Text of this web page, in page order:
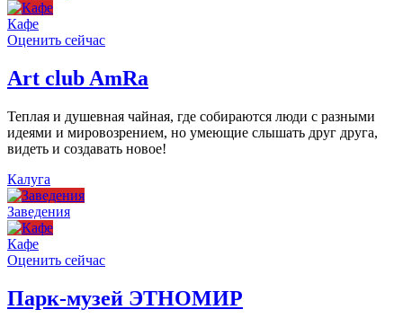
Кафе
Оценить сейчас
Art сlub AmRa
Теплая и душевная чайная, где собираются люди с разными
идеями и мировозрением, но умеющие слышать друг друга,
видеть и создавать новое!
Калуга
Заведения
Кафе
Оценить сейчас
Парк-музей ЭТНОМИР